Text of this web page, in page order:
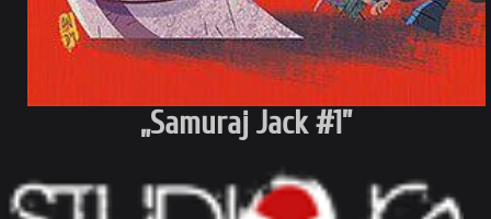
„Samuraj Jack #1”